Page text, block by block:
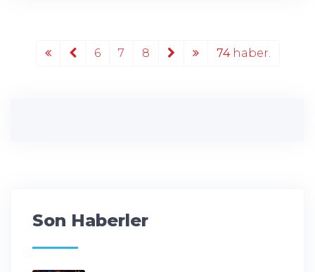
6 7 8 74haber.
Son Haberler